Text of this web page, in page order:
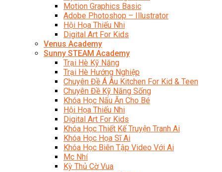
Motion Graphics Basic
Adobe Photoshop – Illustrator
Hội Họa Thiếu Nhi
Digital Art For Kids
Venus Academy
Sunny STEAM Academy
Trại Hè Kỹ Năng
Trại Hè Hướng Nghiệp
Chuyên Đề Á Âu Kitchen For Kid & Teen
Chuyên Đề Kỹ Năng Sống
Khóa Học Nấu Ăn Cho Bé
Hội Họa Thiếu Nhi
Digital Art For Kids
Khóa Học Thiết Kế Truyện Tranh Ai
Khóa Học Họa Sĩ Ai
Khóa Học Biên Tập Video Với Ai
Mc Nhí
Kỳ Thủ Cờ Vua